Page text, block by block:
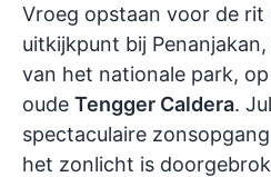
Vroeg opstaan voor de rit
uitkijkpunt bij
van het nationale park,
oude Tengger Caldera.
spectaculaire
het zonlicht is